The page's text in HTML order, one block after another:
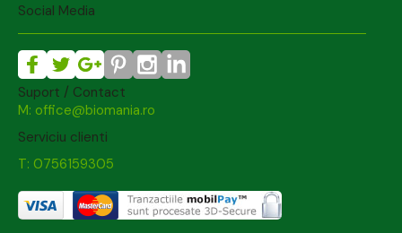
Social Media
Suport / Contact
M: office@biomania.ro
Serviciu clienti
T: 0756159305